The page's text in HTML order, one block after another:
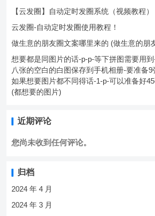
【云发圈】自动定时发圈系统（视频教程）
云发圈-自动定时发圈使用教程！
做生意的朋友圈文案哪里来的 (做生意的朋
想要都是同图片的话-p-p-等下拼图需要用
八张的空白的白图保存到手机相册-要准备
如果想要图片都不同得话-1-p-可以准备好
(都想要的图片)
近期评论
您尚未收到任何评论。
归档
2024 年 4 月
2024 年 3 月